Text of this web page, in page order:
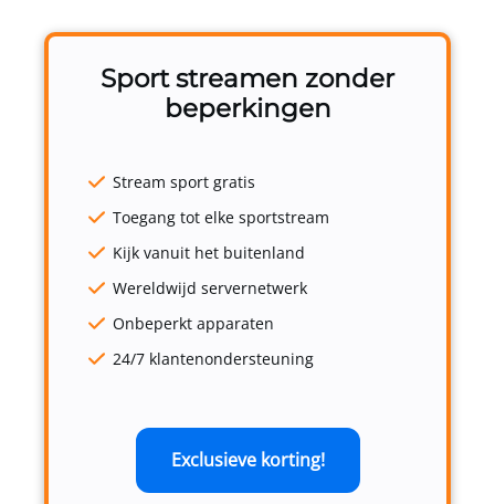
Sport streamen zonder
beperkingen
Stream sport gratis
Toegang tot elke sportstream
Kijk vanuit het buitenland
Wereldwijd servernetwerk
Onbeperkt apparaten
24/7 klantenondersteuning
Exclusieve korting!